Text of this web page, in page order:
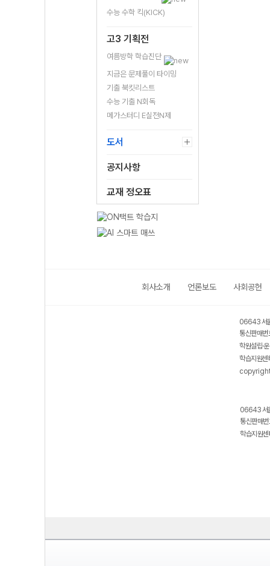
수능 수학 킥(KICK)
고3 기획전
여름방학 학습진단
지금은 문제풀이 타이밍
기출 북킷리스트
수능 기출 N회독
메가스터디 E실전N제
도서
공지사항
교재 정오표
회사소개 언론보도 사회공헌
06643 서
통신판매
학원설립·
학습지원
06643 서
통신판매
학습지원